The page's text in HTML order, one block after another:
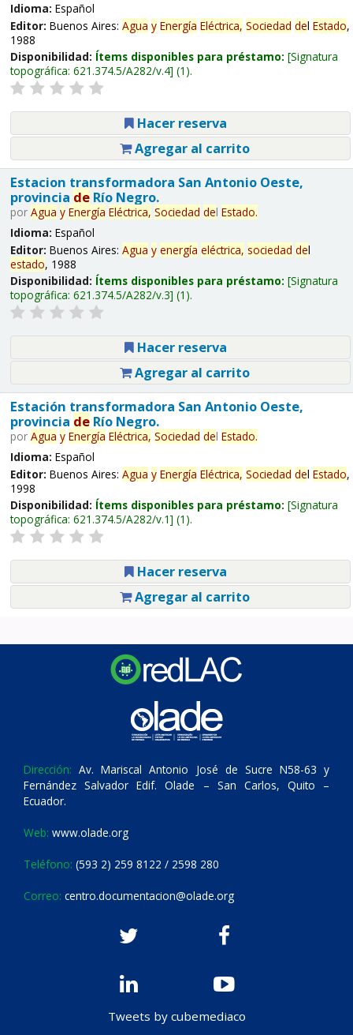
Idioma: Español
Editor: Buenos Aires: Agua y Energía Eléctrica, Sociedad del Estado,
1988
Disponibilidad: Ítems disponibles para préstamo: Signatura
topográfica: 621.374.5/A282/v.4 (1).
Hacer reserva
Agregar al carrito
Estacion transformadora San Antonio Oeste,
provincia deRío Negro.
por Agua y Energía Eléctrica, Sociedad del Estado.
Idioma: Español
Editor: Buenos Aires: Agua y energía eléctrica, sociedad del
estado, 1988
Disponibilidad: Ítems disponibles para préstamo: Signatura
topográfica: 621.374.5/A282/v.3 (1).
Hacer reserva
Agregar al carrito
Estación transformadora San Antonio Oeste,
provincia deRío Negro.
por Agua y Energía Eléctrica, Sociedad del Estado.
Idioma: Español
Editor: Buenos Aires: Agua y Energía Eléctrica, Sociedad del Estado,
1998
Disponibilidad: Ítems disponibles para préstamo: Signatura
topográfica: 621.374.5/A282/v.1 (1).
Hacer reserva
Agregar al carrito
Dirección: Av. Mariscal Antonio José de Sucre N58-63 y
Fernández Salvador Edif. Olade – San Carlos, Quito –
Ecuador.
Web: www.olade.org
Teléfono: (593 2) 259 8122 / 2598 280
Correo: centro.documentacion@olade.org
Tweets by cubemediaco